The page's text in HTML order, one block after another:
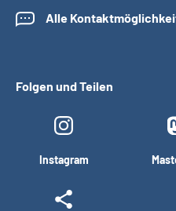
Alle
Folgen und Teilen
Instagram